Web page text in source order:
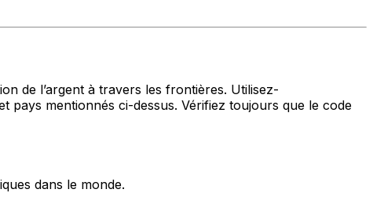
de l’argent à travers les frontières. Utilisez-
pays mentionnés ci-dessus. Vérifiez toujours que le code
dans le monde.